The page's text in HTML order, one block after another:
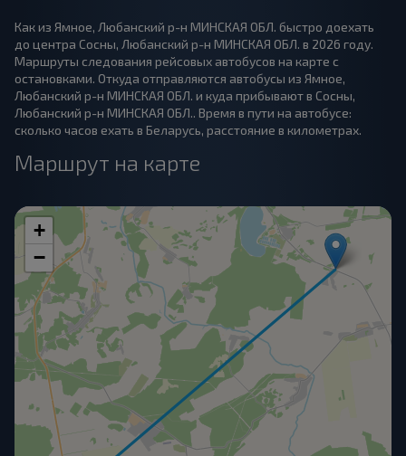
Как из Ямное, Любанский р-н МИНСКАЯ ОБЛ. быстро доехать
до центра Сосны, Любанский р-н МИНСКАЯ ОБЛ. в 2026 году.
Маршруты следования рейсовых автобусов на карте с
остановками. Откуда отправляются автобусы из Ямное,
Любанский р-н МИНСКАЯ ОБЛ. и куда прибывают в Сосны,
Любанский р-н МИНСКАЯ ОБЛ.. Время в пути на автобусе:
сколько часов ехать в Беларусь, расстояние в километрах.
Маршрут на карте
+
−